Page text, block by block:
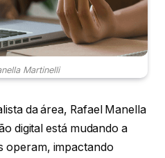
Martinelli
da área, Rafael Manella
digital está mudando a
operam, impactando